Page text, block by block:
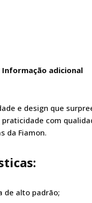
Informação adicional
e design que
com
da Fiamon.
de alto padrão;